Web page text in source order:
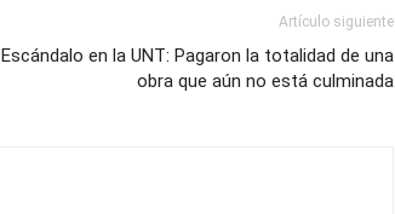
Artículo siguiente
Escándalo en la UNT: Pagaron la totalidad de una
obra que aún no está culminada